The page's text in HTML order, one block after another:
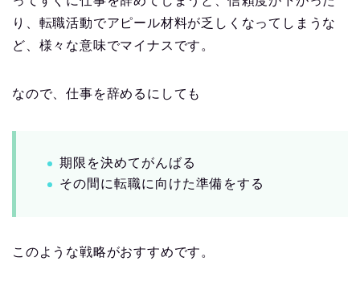
り、転職活動でアピール材料が乏しくなってしまうな
ど、様々な意味でマイナスです。
なので、仕事を辞めるにしても
期限を決めてがんばる
その間に転職に向けた準備をする
このような戦略がおすすめです。